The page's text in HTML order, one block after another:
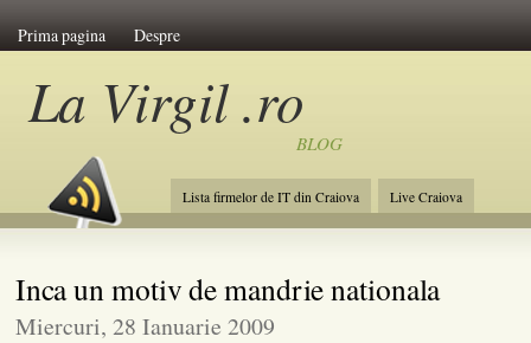
Prima pagina Despre
La Virgil .ro
BLOG
Lista firmelor de IT din Craiova Live Craiova
Inca un motiv de mandrie nationala
Miercuri, 28 Ianuarie 2009